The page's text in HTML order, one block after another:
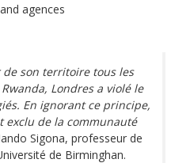
and agences
de son territoire tous les
Londres a violé le
En ignorant ce principe,
exclu de la communauté
Sigona, professeur de
de Birminghan.